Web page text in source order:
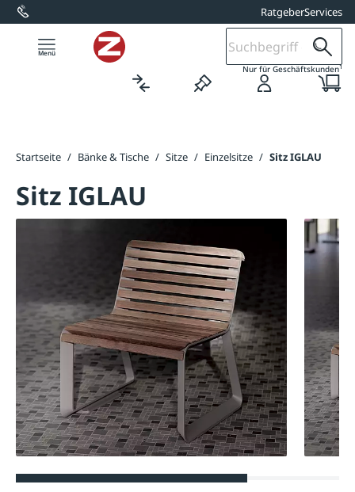
springen RatgeberServices
Nur für Geschäftskunden1
Startseite / Bänke & Tische / Sitze / Einzelsitze / Sitz IGLAU
Sitz IGLAU